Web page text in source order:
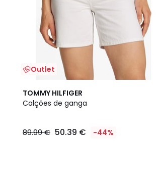
Outlet
TOMMY HILFIGER
Calções de ganga
89.99 € 50.39 € -44%